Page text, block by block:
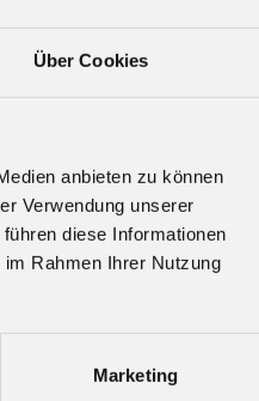
Über Cookies
anbieten zu können
Verwendung unserer
diese Informationen
Rahmen Ihrer Nutzung
Marketing